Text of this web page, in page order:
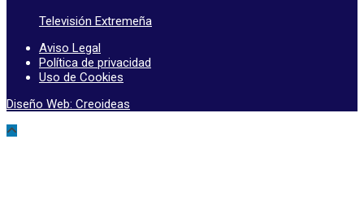
Televisión Extremeña
Aviso Legal
Política de privacidad
Uso de Cookies
Diseño Web: Creoideas